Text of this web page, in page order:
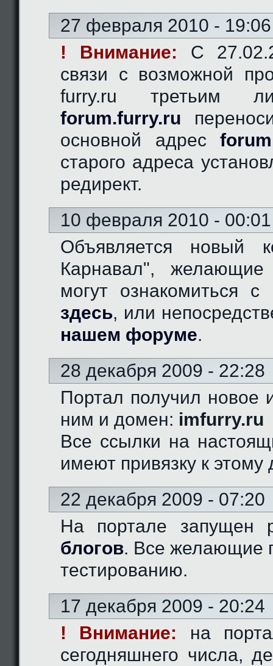
27 февраля 2010 - 19:06
! Внимание: C
связи с возможной
furry.ru третьим
forum.furry.ru
основной адрес
старого адреса
редирект.
10 февраля 2010 - 00:01
Объявляется новый
Карнавал", желающие
могут ознакомиться с
здесь, или
нашем форуме.
28 декабря 2009 - 22:28
Портал получил новое
ним и домен: imfurry.ru
Все ссылки на
имеют привязку к этому
22 декабря 2009 - 07:20
На портале запущен
блогов. Все желающие
тестированию.
17 декабря 2009 - 20:24
! Внимание: на
сегодняшнего числа,